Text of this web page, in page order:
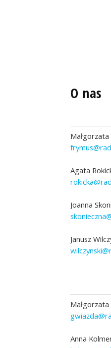
O nas
Małgorzata
Agata
Joanna
Janusz
Anna